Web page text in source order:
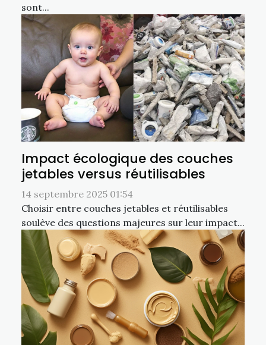
sont...
Impact écologique des couches
jetables versus réutilisables
14 septembre 2025 01:54
Choisir entre couches jetables et réutilisables
soulève des questions majeures sur leur impact...